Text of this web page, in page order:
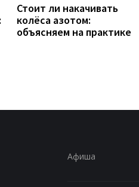
Стоит ли накачивать
колёса азотом:
объясняем на практике
Афиша